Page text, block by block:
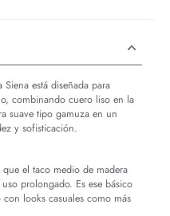
está diseñada para
combinando cuero liso en la
suave tipo gamuza en un
y sofisticación.
el taco medio de madera
prolongado. Es ese básico
looks casuales como más